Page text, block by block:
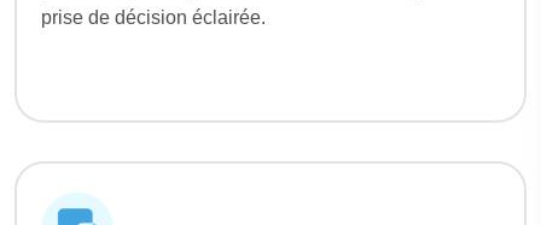
prise de décision éclairée.